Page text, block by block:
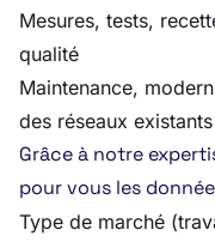
Mesures, tests,
qualité
Maintenance,
des réseaux existants
Grâce à notre
pour vous les
Type de marché